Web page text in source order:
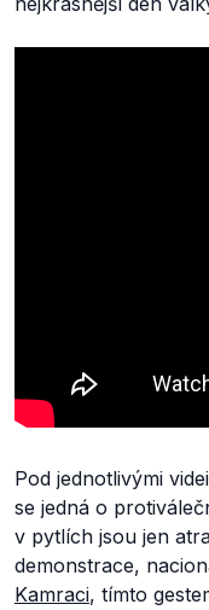
Pod jednotlivými
se jedná o
v pytlích jsou jen
demonstrace,
Kamraci, tímto